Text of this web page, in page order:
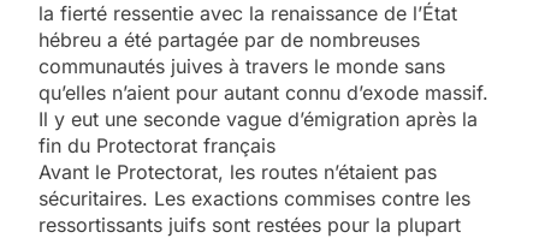
la fierté ressentie avec la renaissance de l’État
hébreu a été partagée par de nombreuses
communautés juives à travers le monde sans
qu’elles n’aient pour autant connu d’exode massif.
Il y eut une seconde vague d’émigration après la
fin du Protectorat français
Avant le Protectorat, les routes n’étaient pas
sécuritaires. Les exactions commises contre les
ressortissants juifs sont restées pour la plupart